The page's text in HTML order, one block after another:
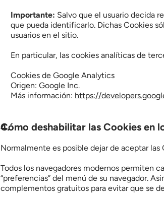
Importante: Salvo que el usuario decida
que pueda identificarlo. Dichas Cookies
usuarios en el sitio.
En particular, las cookies analíticas de
Cookies de Google Analytics
Origen: Google Inc.
Más información: https://
Cómo deshabilitar las Cookies en
Normalmente es posible dejar de aceptar
Todos los navegadores modernos permiten
“preferencias” del menú de su navegador.
complementos gratuitos para evitar que se